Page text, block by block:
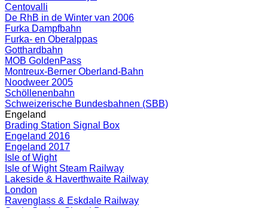
Centovalli
De RhB in de Winter van 2006
Furka Dampfbahn
Furka- en Oberalppas
Gotthardbahn
MOB GoldenPass
Montreux-Berner Oberland-Bahn
Noodweer 2005
Schöllenenbahn
Schweizerische Bundesbahnen (SBB)
Engeland
Brading Station Signal Box
Engeland 2016
Engeland 2017
Isle of Wight
Isle of Wight Steam Railway
Lakeside & Haverthwaite Railway
London
Ravenglass & Eskdale Railway